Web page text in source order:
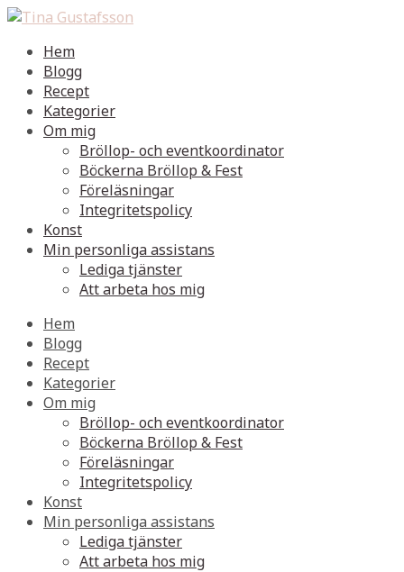
Hem
Blogg
Recept
Kategorier
Om mig
Bröllop- och eventkoordinator
Böckerna Bröllop & Fest
Föreläsningar
Integritetspolicy
Konst
Min personliga assistans
Lediga tjänster
Att arbeta hos mig
Hem
Blogg
Recept
Kategorier
Om mig
Bröllop- och eventkoordinator
Böckerna Bröllop & Fest
Föreläsningar
Integritetspolicy
Konst
Min personliga assistans
Lediga tjänster
Att arbeta hos mig